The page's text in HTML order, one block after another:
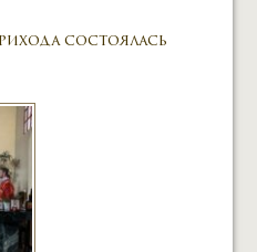
состоялась